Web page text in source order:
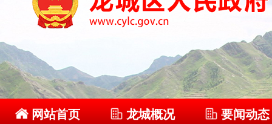
网站首页 龙城概况 要闻动态